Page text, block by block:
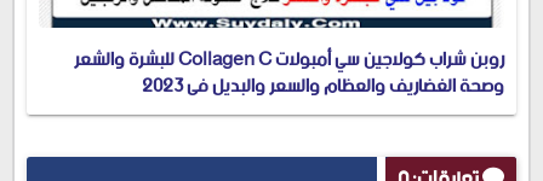
روبن شراب كولاجين سي أمبولات Collagen C للبشرة والشعر
وصحة الغضاريف والعظام والسعر والبديل في 2023